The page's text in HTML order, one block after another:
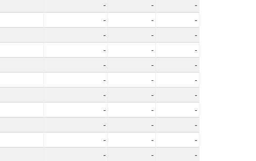
- -
-
- -
-
- -
-
- -
-
- -
-
- -
-
- -
-
- -
-
- -
-
- -
-
- -
-